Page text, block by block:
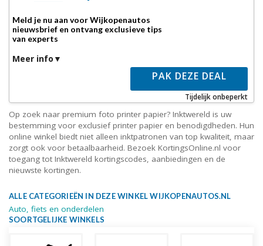
Meld je nu aan voor Wijkopenautos
nieuwsbrief en ontvang exclusieve tips
van experts
Meer info
PAK DEZE DEAL
Tijdelijk onbeperkt
Op zoek naar premium foto printer papier? Inktwereld is uw
bestemming voor exclusief printer papier en benodigdheden. Hun
online winkel biedt niet alleen inktpatronen van top kwaliteit, maar
zorgt ook voor betaalbaarheid. Bezoek KortingsOnline.nl voor
toegang tot Inktwereld kortingscodes, aanbiedingen en de
nieuwste kortingen.
ALLE CATEGORIEËN IN DEZE WINKEL WIJKOPENAUTOS.NL
Auto, fiets en onderdelen
SOORTGELIJKE WINKELS